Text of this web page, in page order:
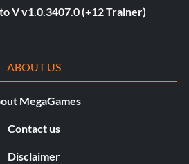
V v1.0.3407.0 (+12 Trainer)
ABOUT US
MegaGames
Contact us
Disclaimer